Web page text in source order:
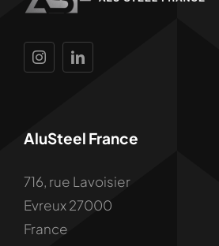
AluSteel France
716, rue Lavoisier
Evreux 27000
France